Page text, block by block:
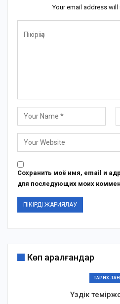
Your email address will
Сохранить моё имя, email и
для последующих моих
Көп қаралғандар
ТАРИХ-
Үздік